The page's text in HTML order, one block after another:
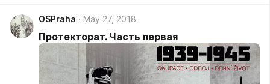
контекст, в рамках которого котором
сосуществовали перед второй мировой войной
Чехословакия с одной стороны и немецкие
государства (Германия и Австрия) – с другой.
OSPraha May 27, 2018
Протекторат. Часть первая